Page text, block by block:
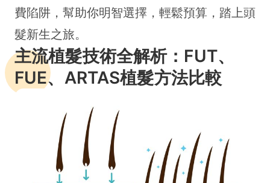
費陷阱，幫助你明智選擇，輕鬆預算，踏上頭
髮新生之旅。
主流植髮技術全解析：FUT、
FUE、ARTAS植髮方法比較